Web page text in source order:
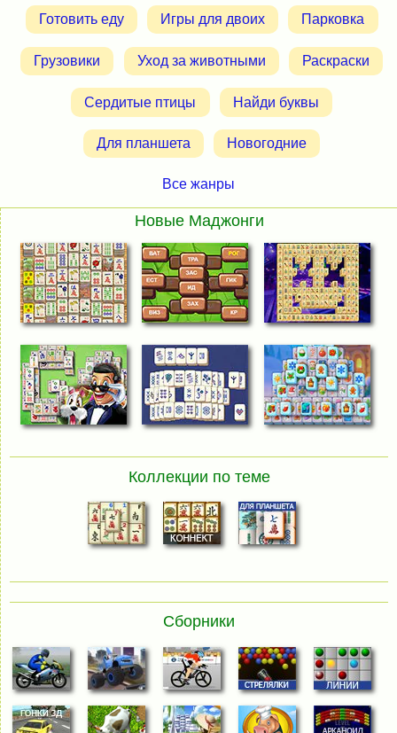
Готовить еду Игры для двоих Парковка
Грузовики Уход за животными Раскраски
Сердитые птицы Найди буквы
Для планшета Новогодние
Все жанры
Новые Маджонги
Коллекции по теме
Сборники